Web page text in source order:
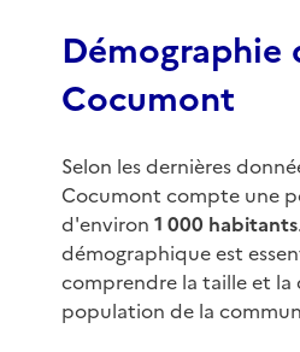
Démographie
Cocumont
Selon les dernières
Cocumont compte une
d'environ 1 000 habitants
démographique est
comprendre la taille et la
population de la